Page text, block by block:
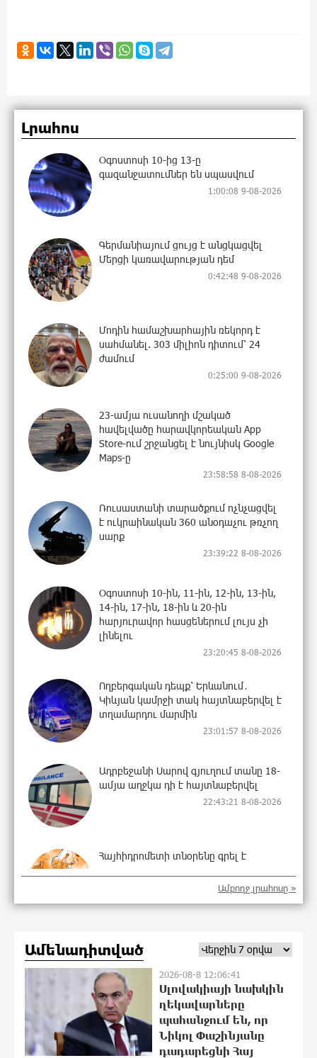
Լրահոս
Օգոստոսի 10-ից 13-ը
գազանջատումներ են սպասվում
1:00:08 9-08-2026
Գերմանիայում ցույց է անցկացվել
Մերցի կառավարության դեմ
0:42:48 9-08-2026
Մոդին համաշխարհային ռեկորդ է
սահմանել. 303 միլիոն դիտում՝ 24
ժամում
0:25:00 9-08-2026
23-ամյա ուսանողի մշակած
հավելվածը հարավկորեական App
Store-ում շրջանցել է նույնիսկ Google
Maps-ը
23:58:58 8-08-2026
Ռուսաստանի տարածքում ոչնչացվել
է ուկրաինական 360 անօդաչու թռչող
սարք
23:39:22 8-08-2026
Օգոստոսի 10-ին, 11-ին, 12-ին, 13-ին,
14-ին, 17-ին, 18-ին և 20-ին
հարյուրավոր հասցեներում լույս չի
լինելու
23:20:45 8-08-2026
Ողբերգական դեպք՝ Երևանում․
Կիևյան կամրջի տակ հայտնաբերվել է
տղամարդու մարմին
23:01:57 8-08-2026
Ադրբեջանի Սարով գյուղում տանը 18-
ամյա աղջկա դի է հայտնաբերվել
22:43:21 8-08-2026
Հայհիդրոմետի տնօրենը գրել է
Արտակարգ դեպք՝ Երևանում․ կոտրել
են «Հույս բոլոր մարդկանց»
հիմնադրամի շենքի պատուհաններն
ու դռները
22:07:09 8-08-2026
Ալիևն ու Թրամփը հեռախոսազրույց
են ունեցել
Ամբողջ լրահոսը »
Ամենադիտված
2026-08-8 12:06:41
Սլովակիայի նախկին
ղեկավարները
պահանջում են, որ
Նիկոլ Փաշինյանը
դադարեցնի Հայ